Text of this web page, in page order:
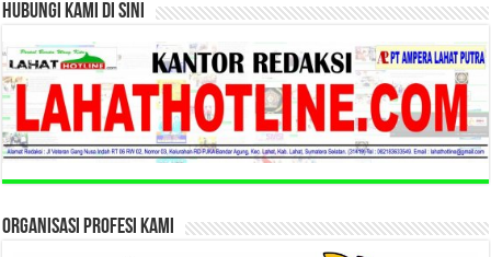
HUBUNGI KAMI DI SINI
ORGANISASI PROFESI KAMI